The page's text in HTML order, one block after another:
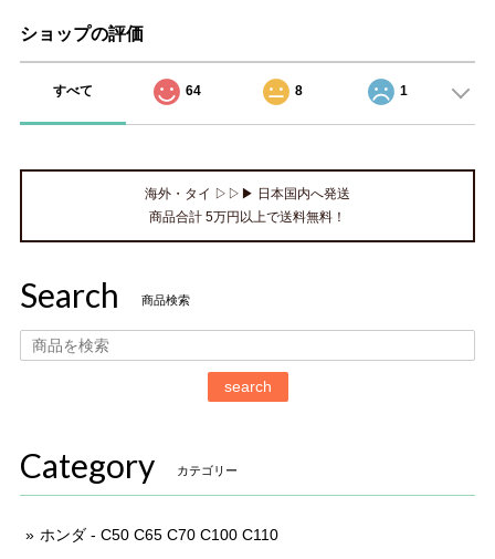
ショップの評価
すべて 64 8 1
海外・タイ ▷▷▶ 日本国内へ発送
商品合計 5万円以上で送料無料！
Search 商品検索
search
Category カテゴリー
ホンダ - C50 C65 C70 C100 C110